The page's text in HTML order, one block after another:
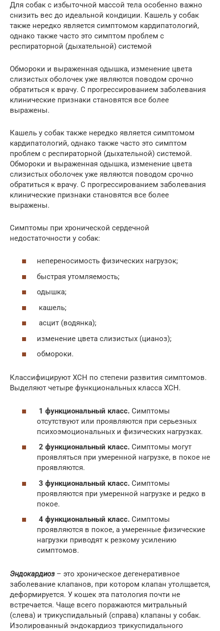
Для собак с избыточной массой тела особенно важно
снизить вес до идеальной кондиции. Кашель у собак
также нередко является симптомом кардипатологий,
однако также часто это симптом проблем с
респираторной (дыхательной) системой
Обмороки и выраженная одышка, изменение цвета
слизистых оболочек уже являются поводом срочно
обратиться к врачу. С прогрессированием заболевания
клинические признаки становятся все более
выражены.
Кашель у собак также нередко является симптомом
кардипатологий, однако также часто это симптом
проблем с респираторной (дыхательной) системой.
Обмороки и выраженная одышка, изменение цвета
слизистых оболочек уже являются поводом срочно
обратиться к врачу. С прогрессированием заболевания
клинические признаки становятся все более
выражены.
Симптомы при хронической сердечной
недостаточности у собак:
непереносимость физических нагрузок;
быстрая утомляемость;
одышка;
кашель;
асцит (водянка);
изменение цвета слизистых (цианоз);
обмороки.
Классифицируют ХСН по степени развития симптомов.
Выделяют четыре функциональных класса ХСН.
1 функциональный класс. Симптомы
отсутствуют или проявляются при серьезных
психоэмоциональных и физических нагрузках.
2 функциональный класс. Симптомы могут
проявляться при умеренной нагрузке, в покое не
проявляются.
3 функциональный класс. Симптомы
проявляются при умеренной нагрузке и редко в
покое.
4 функциональный класс. Симптомы
проявляются в покое, а умеренные физические
нагрузки приводят к резкому усилению
симптомов.
Эндокардиоз– это хроническое дегенеративное
заболевание клапанов, при котором клапан утолщается,
деформируется. У кошек эта патология почти не
встречается. Чаще всего поражаются митральный
(слева) и трикуспидальный (справа) клапаны у собак.
Изолированный эндокардиоз трикуспидального